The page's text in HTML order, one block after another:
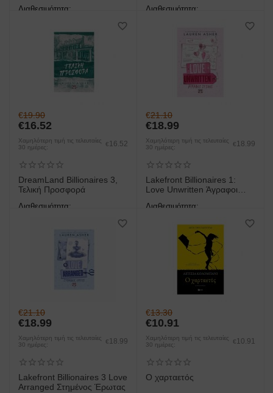
Διαθεσιμότητα:
Διαθεσιμότητα:
€19.90
€16.52
Χαμηλότερη τιμή τις τελευταίες
30 ημέρες:
€ 16.52
DreamLand Billionaires 3,
Τελική Προσφορά
Διαθεσιμότητα:
€21.10
€18.99
Χαμηλότερη τιμή τις τελευταίες
30 ημέρες:
€ 18.99
Lakefront Billionaires 1:
Love Unwritten Άγραφοι
Διαθεσιμότητα:
έως 3 ημέρες
€21.10
€18.99
Χαμηλότερη τιμή τις τελευταίες
30 ημέρες:
€ 18.99
Lakefront Billionaires 3 Love
Arranged Στημένος Έρωτας
€13.30
€10.91
Χαμηλότερη τιμή τις τελευταίες
30 ημέρες:
€ 10.91
O χαρταετός